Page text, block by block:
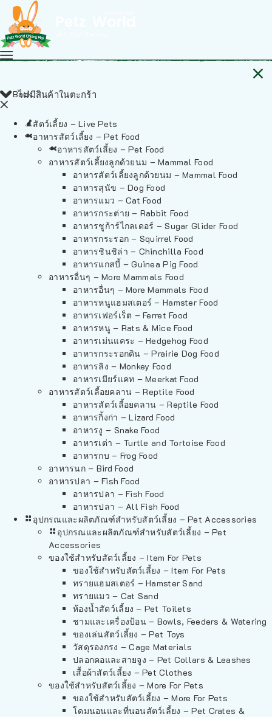
ไม่มีสินค้าในตะกร้า
Back
สัตว์เลี้ยง – Live Pets
อาหารสัตว์เลี้ยง – Pet Food
อาหารสัตว์เลี้ยง – Pet Food
อาหารสัตว์เลี้ยงลูกด้วยนม – Mammal Food
อาหารสัตว์เลี้ยงลูกด้วยนม – Mammal Food
อาหารสุนัข – Dog Food
อาหารแมว – Cat Food
อาหารกระต่าย – Rabbit Food
อาหารชูก้าร์ไกลเดอร์ – Sugar Glider Food
อาหารกระรอก – Squirrel Food
อาหารชินชิล่า – Chinchilla Food
อาหารแกสบี้ – Guinea Pig Food
อาหารอื่นๆ – More Mammals Food
อาหารอื่นๆ – More Mammals Food
อาหารหนูแฮมสเตอร์ – Hamster Food
อาหารเฟอร์เร็ต – Ferret Food
อาหารหนู – Rats & Mice Food
อาหารเม่นแคระ – Hedgehog Food
อาหารกระรอกดิน – Prairie Dog Food
อาหารลิง – Monkey Food
อาหารเมียร์แคท – Meerkat Food
อาหารสัตว์เลี้อยคลาน – Reptile Food
อาหารสัตว์เลี้อยคลาน – Reptile Food
อาหารกิ้งก่า – Lizard Food
อาหารงู – Snake Food
อาหารเต่า – Turtle and Tortoise Food
อาหารกบ – Frog Food
อาหารนก – Bird Food
อาหารปลา – Fish Food
อาหารปลา – Fish Food
อาหารปลา – All Fish Food
อุปกรณและผลิตภัณฑ์สำหรับสัตว์เลี้ยง – Pet Accessories
อุปกรณและผลิตภัณฑ์สำหรับสัตว์เลี้ยง – Pet
Accessories
ของใช้สำหรับสัตว์เลี้ยง – Item For Pets
ของใช้สำหรับสัตว์เลี้ยง – Item For Pets
ทรายแฮมสเตอร์ – Hamster Sand
ทรายแมว – Cat Sand
ห้องน้ำสัตว์เลี้ยง – Pet Toilets
ชามและเครื่องป้อน – Bowls, Feeders & Watering
ของเล่นสัตว์เลี้ยง – Pet Toys
วัสดุรองกรง – Cage Materials
ปลอกคอและสายจูง – Pet Collars & Leashes
เสื้อผ้าสัตว์เลี้ยง – Pet Clothes
ของใช้สำหรับสัตว์เลี้ยง – More For Pets
ของใช้สำหรับสัตว์เลี้ยง – More For Pets
โดมนอนและที่นอนสัตว์เลี้ยง – Pet Crates &